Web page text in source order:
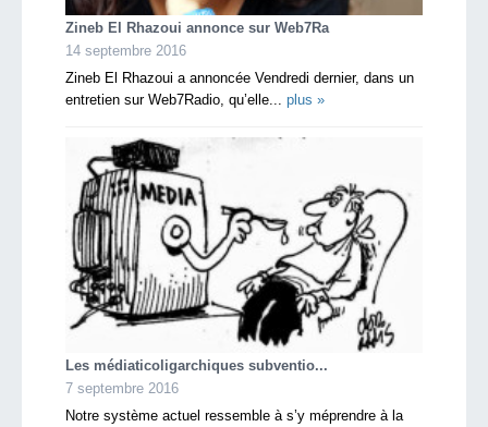
Zineb El Rhazoui annonce sur Web7Ra
14 septembre 2016
Zineb El Rhazoui a annoncée Vendredi dernier, dans un
entretien sur Web7Radio, qu’elle... plus »
Les médiaticoligarchiques subventio...
7 septembre 2016
Notre système actuel ressemble à s’y méprendre à la